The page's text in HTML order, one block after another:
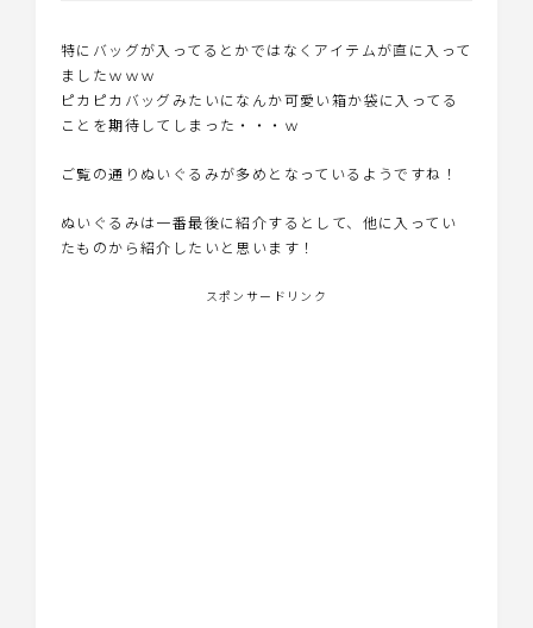
特にバッグが入ってるとかではなくアイテムが直に入って
ましたｗｗｗ
ピカピカバッグみたいになんか可愛い箱か袋に入ってる
ことを期待してしまった・・・ｗ
ご覧の通りぬいぐるみが多めとなっているようですね！
ぬいぐるみは一番最後に紹介するとして、他に入ってい
たものから紹介したいと思います！
スポンサードリンク